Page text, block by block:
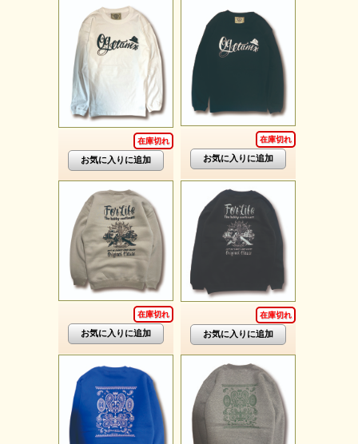
在庫切れ 在庫切れ
在庫切れ 在庫切れ